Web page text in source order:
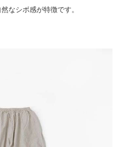
なシボ感が特徴です。